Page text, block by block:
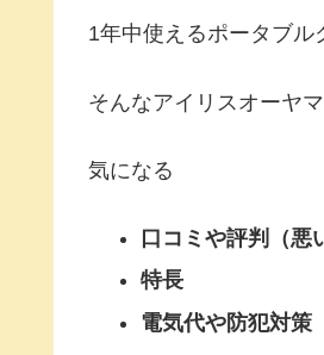
1年中使えるポータブル
そんなアイリスオーヤ
気になる
口コミや評判（悪
特長
電気代や防犯対策